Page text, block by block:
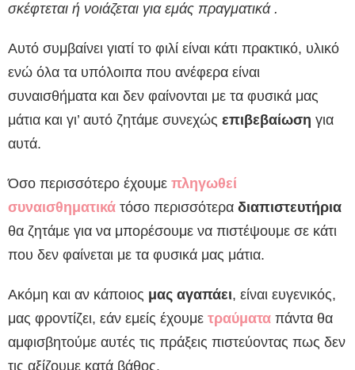
σκέφτεται ή νοιάζεται για εμάς πραγματικά .
Αυτό συμβαίνει γιατί το φιλί είναι κάτι πρακτικό, υλικό
ενώ όλα τα υπόλοιπα που ανέφερα είναι
συναισθήματα και δεν φαίνονται με τα φυσικά μας
μάτια και γι’ αυτό ζητάμε συνεχώς επιβεβαίωση για
αυτά.
Όσο περισσότερο έχουμε πληγωθεί
συναισθηματικά τόσο περισσότερα διαπιστευτήρια
θα ζητάμε για να μπορέσουμε να πιστέψουμε σε κάτι
που δεν φαίνεται με τα φυσικά μας μάτια.
Ακόμη και αν κάποιος μας αγαπάει, είναι ευγενικός,
μας φροντίζει, εάν εμείς έχουμε τραύματα πάντα θα
αμφισβητούμε αυτές τις πράξεις πιστεύοντας πως δεν
τις αξίζουμε κατά βάθος.